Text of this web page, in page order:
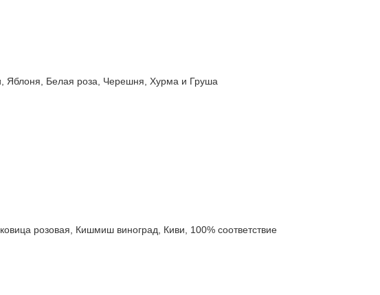
Белая роза, Черешня, Хурма и Груша
розовая, Кишмиш виноград, Киви, 100% соответствие